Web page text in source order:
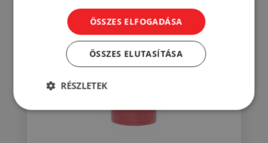
ÖSSZES ELFOGADÁSA
ÖSSZES ELUTASÍTÁSA
RÉSZLETEK